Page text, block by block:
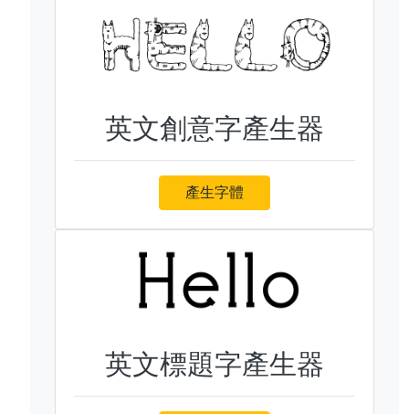
英文創意字產生器
產生字體
英文標題字產生器